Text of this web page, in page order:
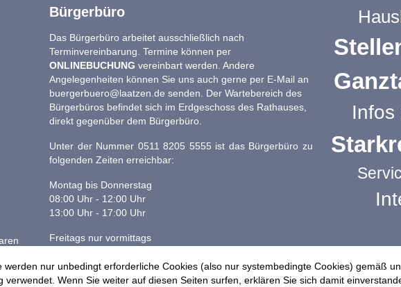
werden nur unbedingt erforderliche Cookies (also nur systembedingte Cookies) gemäß
verwendet. Wenn Sie weiter auf diesen Seiten surfen, erklären Sie sich damit
Bürgerbüro
Das Bürgerbüro arbeitet ausschließlich nach
Terminvereinbarung. Termine können per
ONLINEBUCHUNG vereinbart werden. Andere
Angelegenheiten können Sie uns auch gerne per E-Mail an
buergerbuero@laatzen.de senden. Der Wartebereich des
Bürgerbüros befindet sich im Erdgeschoss des Rathauses,
direkt gegenüber dem Bürgerbüro.
Unter der Nummer 0511 8205 5555 ist das Bürgerbüro zu
folgenden Zeiten erreichbar:
Montag bis Donnerstag
08:00 Uhr - 12:00 Uhr
13:00 Uhr - 17:00 Uhr
Freitags nur vormittags
Infos